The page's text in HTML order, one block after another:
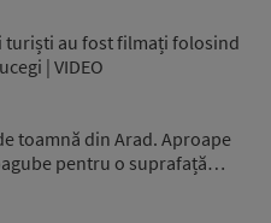
turiști au fost filmați folosind
| VIDEO
toamnă din Arad. Aproape
pentru o suprafață…